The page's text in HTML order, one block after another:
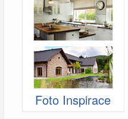
Foto Inspirace